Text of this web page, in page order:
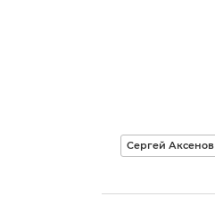
Сергей Аксенов